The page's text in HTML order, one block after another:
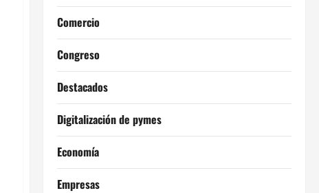
Comercio
Congreso
Destacados
Digitalización de pymes
Economía
Empresas